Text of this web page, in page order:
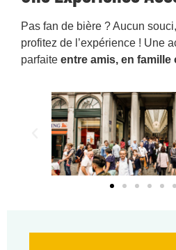
Pas fan de bière ? Aucun
profitez de l’expérience ! Une
parfaite entre amis, en famille